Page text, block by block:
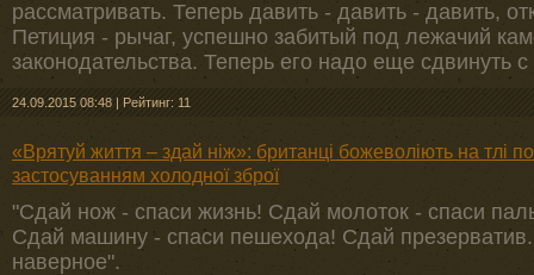
рассматривать. Теперь давить - давить - давить,
Петиция - рычаг, успешно забитый под лежачий
законодательства. Теперь его надо еще сдвинуть
24.09.2015 08:48 | Рейтинг: 11
«Врятуй життя – здай ніж»: британці божеволіють на тлі
застосуванням холодної зброї
"Сдай нож - спаси жизнь! Сдай молоток - спаси
Сдай машину - спаси пешехода! Сдай
наверное".